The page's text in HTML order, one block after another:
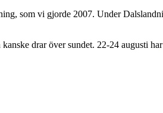
som vi gjorde 2007. Under
drar över sundet. 22-24 augusti har